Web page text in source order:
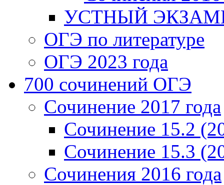
УСТНЫЙ
ОГЭ по литературе
ОГЭ 2023 года
700 cочинений ОГЭ
Сочинение 2017 года
Сочинение 15.2
Сочинение 15.3
Сочинения 2016 года